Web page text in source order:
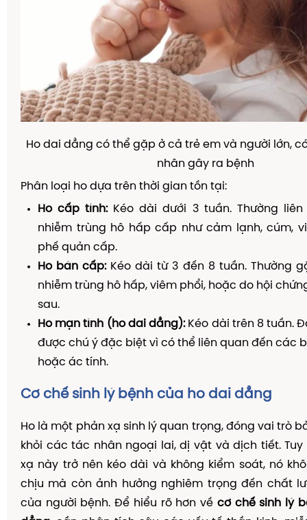
Ho dai dẳng có thể gặp ở cả trẻ em và người lớn,
nhân gây ra bệnh
Phân loại ho dựa trên thời gian tồn tại:
Ho cấp tính:Kéo dài dưới 3 tuần. Thường
nhiễm trùng hô hấp cấp như cảm lạnh, cúm,
phế quản cấp.
Ho bán cấp:Kéo dài từ 3 đến 8 tuần. Thường
nhiễm trùng hô hấp, viêm phổi, hoặc do hội
sau.
Ho mạn tính (ho dai dẳng):Kéo dài trên 8 tuần.
được chú ý đặc biệt vì có thể liên quan đến các
hoặc ác tính.
Cơ chế sinh lý bệnh của ho dai dẳng
Ho là một phản xạ sinh lý quan trọng, đóng vai trò
khỏi các tác nhân ngoại lai, dị vật và dịch tiết. Tuy
xạ này trở nên kéo dài và không kiểm soát, nó
chịu mà còn ảnh hưởng nghiêm trọng đến chất
của người bệnh. Để hiểu rõ hơn về cơ chế sinh lý